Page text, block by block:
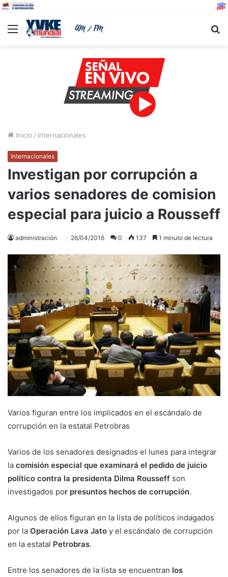
Menu
Inicio / Internacionales
Internacionales
Investigan por corrupción a
varios senadores de comision
especial para juicio a Rousseff
administración 26/04/2016 0 137 1 minuto de lectura
Varios figuran entre los implicados en el escándalo de
corrupción en la estatal Petrobras
Varios de los senadores designados el lunes para integrar
la comisión especial que examinará el pedido de juicio
político contra la presidenta Dilma Rousseff son
investigados por presuntos hechos de corrupción.
Algunos de ellos figuran en la lista de políticos indagados
por la Operación Lava Jato y el escándalo de corrupción
en la estatal Petrobras.
Entre los senadores de la lista se encuentran los